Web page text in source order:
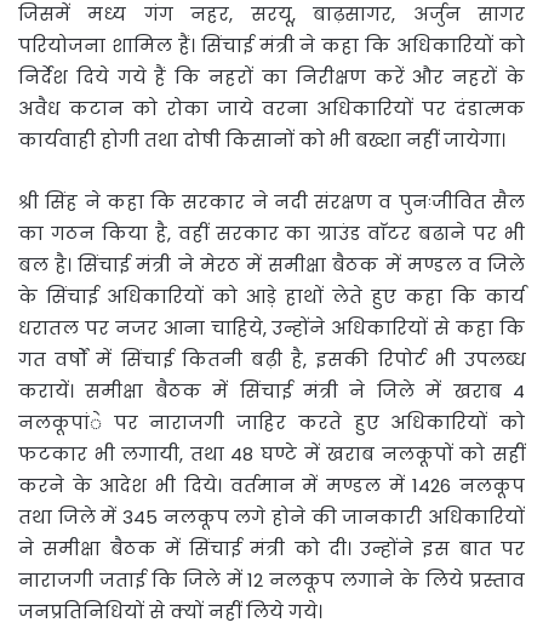
जिसमें मध्य गंग नहर, सरयू, बाढ़सागर, अर्जुन सागर
परियोजना शामिल हैं। सिंचाई मंत्री ने कहा कि अधिकारियों को
निर्देश दिये गये हैं कि नहरों का निरीक्षण करें और नहरों के
अवैध कटान को रोका जाये वरना अधिकारियों पर दंडात्मक
कार्यवाही होगी तथा दोषी किसानों को भी बख्शा नहीं जायेगा।
श्री सिंह ने कहा कि सरकार ने नदी संरक्षण व पुनःजीवित सैल
का गठन किया है, वहीं सरकार का ग्राउंड वाॅटर बढाने पर भी
बल है। सिंचाई मंत्री ने मेरठ में समीक्षा बैठक में मण्डल व जिले
के सिंचाई अधिकारियों को आड़े हाथों लेते हुए कहा कि कार्य
धरातल पर नजर आना चाहिये, उन्होंने अधिकारियों से कहा कि
गत वर्षों में सिंचाई कितनी बढ़ी है, इसकी रिपोर्ट भी उपलब्ध
करायें। समीक्षा बैठक में सिंचाई मंत्री ने जिले में खराब 4
नलकूपांे पर नाराजगी जाहिर करते हुए अधिकारियों को
फटकार भी लगायी, तथा 48 घण्टे में खराब नलकूपों को सहीं
करने के आदेश भी दिये। वर्तमान में मण्डल में 1426 नलकूप
तथा जिले में 345 नलकूप लगे होने की जानकारी अधिकारियों
ने समीक्षा बैठक में सिंचाई मंत्री को दी। उन्होंने इस बात पर
नाराजगी जताई कि जिले में 12 नलकूप लगाने के लिये प्रस्ताव
जनप्रतिनिधियों से क्यों नहीं लिये गये।